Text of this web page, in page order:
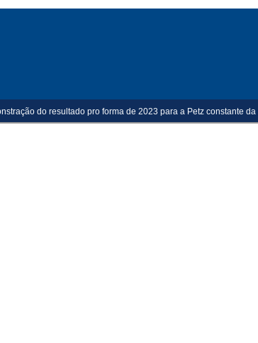
do resultado pro forma de 2023 para a Petz constante